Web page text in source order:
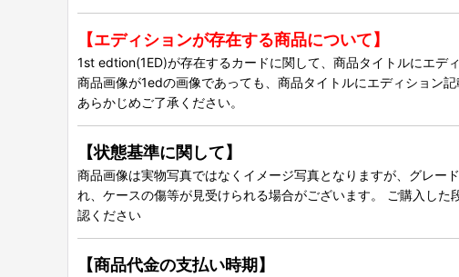
【エディションが存在する商品について】
1st edtion(1ED)が存在するカードに関して、商品タイトルにエデ
商品画像が1edの画像であっても、商品タイトルにエディション記
あらかじめご了承ください。
【状態基準に関して】
商品画像は実物写真ではなくイメージ写真となりますが、グレー
れ、ケースの傷等が見受けられる場合がございます。 ご購入し
認ください
【商品代金の支払い時期】